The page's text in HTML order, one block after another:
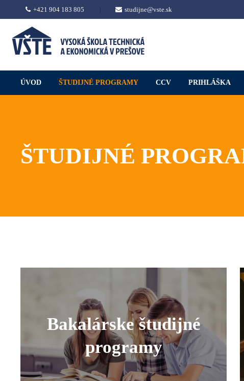
+421 904 183 805 | studijne@vste.sk
ÚVOD ŠTUDIJNÉ PROGRAMY CCV PRIHLÁŠKA
ŠTUDIJNÉ
Bakalárske študijné
programy